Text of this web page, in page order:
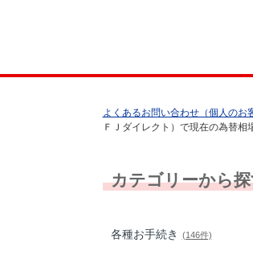
よくあるお問い合わせ（個人のお
ＦＪダイレクト）で現在の為替相
カテゴリーから
各種お手続き (146件)